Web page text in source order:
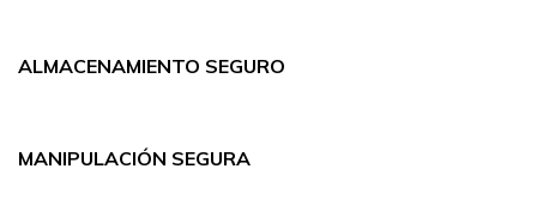
ALMACENAMIENTO SEGURO
MANIPULACIÓN SEGURA